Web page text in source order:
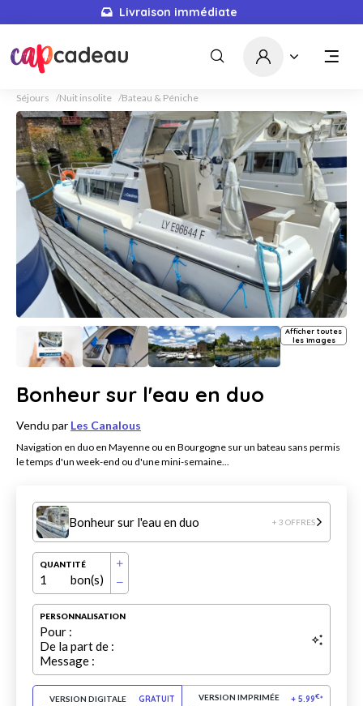
Livraison immédiate
Séjours Nuit insolite Bateau & Péniche
Afficher toutes
les images
Bonheur sur l'eau en duo
Vendu par Les Canalous
Navigation en duo en Mayenne ou en Bourgogne sur un bateau sans permis
le temps d'un week-end ou d'une mini-semaine...
Bonheur sur l'eau en duo + 3 OFFRES
QUANTITÉ
1 bon(s)
PERSONNALISATION
Pour :
De la part de :
Message :
VERSION DIGITALE
GRATUIT
VERSION IMPRIMÉE + 5.99€*